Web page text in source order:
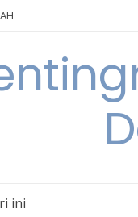
ini